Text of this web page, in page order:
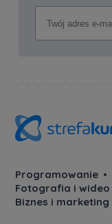
Programowanie
Fotografia i wideo
Biznes i marketing